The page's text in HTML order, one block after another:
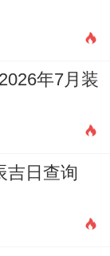
年7月装
吉日查询